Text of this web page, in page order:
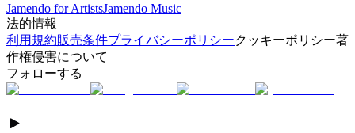
Jamendo for ArtistsJamendo Music
法的情報
利用規約販売条件プライバシーポリシークッキーポリシー著
作権侵害について
フォローする